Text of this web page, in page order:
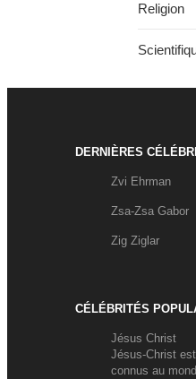
Religion
DERNIÈRES
Zvi Ehrman
Zsa-Zsa Gabor
Zig Ziglar
CÉLÉBRITÉS
Jésus Christ
Jésus-Christ
connus au